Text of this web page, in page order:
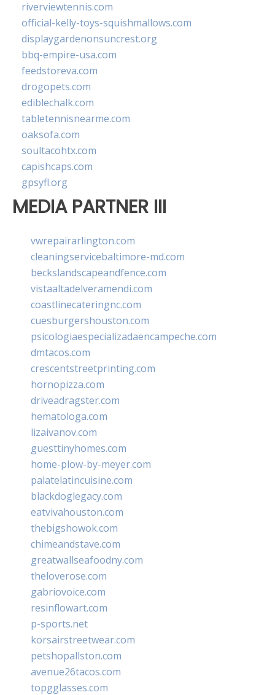
riverviewtennis.com
official-kelly-toys-squishmallows.com
displaygardenonsuncrest.org
bbq-empire-usa.com
feedstoreva.com
drogopets.com
ediblechalk.com
tabletennisnearme.com
oaksofa.com
soultacohtx.com
capishcaps.com
gpsyfl.org
MEDIA PARTNER III
vwrepairarlington.com
cleaningservicebaltimore-md.com
beckslandscapeandfence.com
vistaaltadelveramendi.com
coastlinecateringnc.com
cuesburgershouston.com
psicologiaespecializadaencampeche.com
dmtacos.com
crescentstreetprinting.com
hornopizza.com
driveadragster.com
hematologa.com
lizaivanov.com
guesttinyhomes.com
home-plow-by-meyer.com
palatelatincuisine.com
blackdoglegacy.com
eatvivahouston.com
thebigshowok.com
chimeandstave.com
greatwallseafoodny.com
theloverose.com
gabriovoice.com
resinflowart.com
p-sports.net
korsairstreetwear.com
petshopallston.com
avenue26tacos.com
topgglasses.com